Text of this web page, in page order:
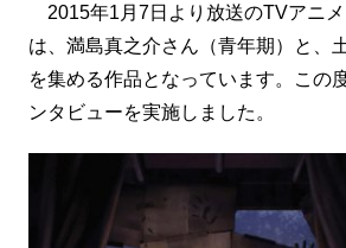
2015年1月7日より放送のTVアニ
は、満島真之介さん（青年期）と、
を集める作品となっています。この
ンタビューを実施しました。